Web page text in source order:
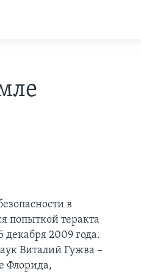
в
попыткой теракта
2009 года.
Виталий Гужва –
Флорида,